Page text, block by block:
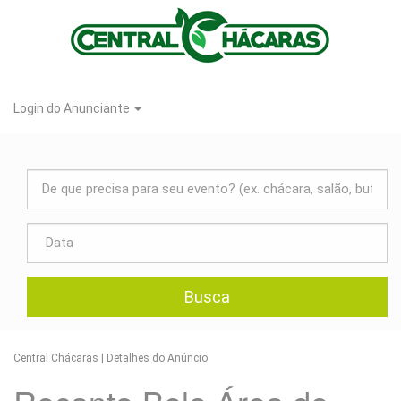
Categorias
Imóveis
Até 50 pessoas
Chácaras e Sítios na Região
Chácaras para Lazer
CIDADE: MARINGÁ
Debutantes
Login do Anunciante
que
precisa
evento?
Busca
Central Chácaras | Detalhes do Anúncio